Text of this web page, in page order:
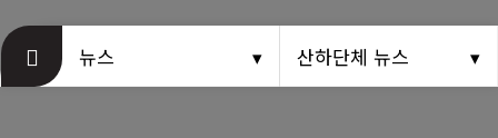
역대회장 뉴스 산하단체 뉴스